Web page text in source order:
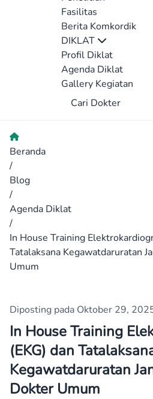
Fasilitas
Berita Komkordik
DIKLAT
Profil Diklat
Agenda Diklat
Gallery Kegiatan
Cari Dokter
Beranda
/
Blog
/
Agenda Diklat
/
In House Training
Tatalaksana Kegawatdaruratan
Umum
Diposting pada Oktober 29,
In House Training
(EKG) dan
Kegawatdaruratan
Dokter Umum